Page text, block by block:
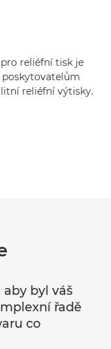
reliéfní tisk je
poskytovatelům
reliéfní výtisky.
byl váš
řadě
co